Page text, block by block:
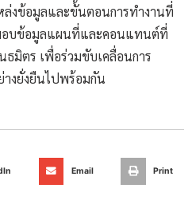
ล่งข้อมูลและขั้นตอนการทำงานที่
อบข้อมูลแผนที่และคอนแทนต์ที่
มิตร เพื่อร่วมขับเคลื่อนการ
างยั่งยืนไปพร้อมกัน
Email Print